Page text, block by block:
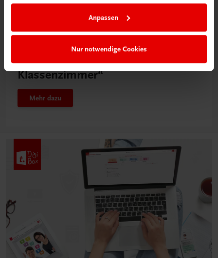
Anpassen
Nur notwendige Cookies
Neu in der DigiBox
Das „Digitale
Klassenzimmer“
Mehr dazu